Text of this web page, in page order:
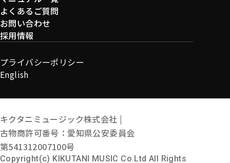
よくあるご質問
お問い合わせ
採用情報
プライバシーポリシー
English
キクタニミュージック株式会社 |
古物商許可番号：愛知県公安委員会
第541312007100号
Copyright(c) KIKUTANI MUSIC Co.Ltd All Rights